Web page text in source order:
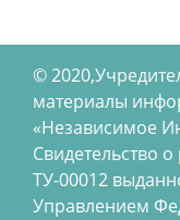
©
материалы
«Независимое
Свидетельство
ТУ-00012
Управлением